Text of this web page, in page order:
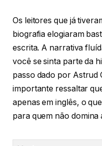
Os leitores que já
biografia elogiaram
escrita. A narrativa
você se sinta parte da
passo dado por Astrud
importante ressaltar
apenas em inglês, o
para quem não domina